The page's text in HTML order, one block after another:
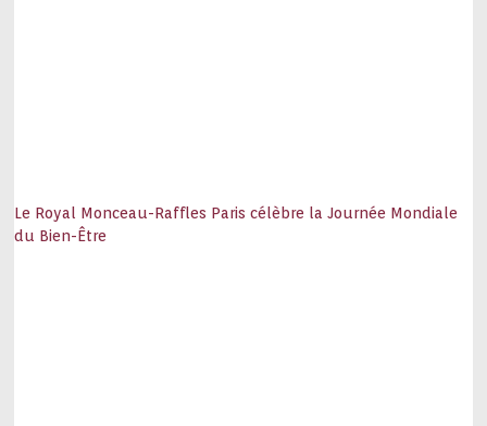
Le Royal Monceau-Raffles Paris célèbre la Journée Mondiale
du Bien-Être